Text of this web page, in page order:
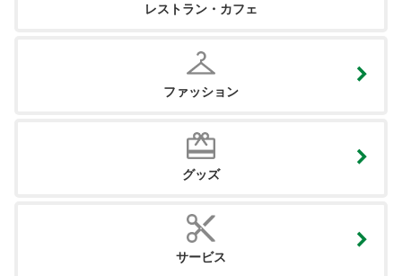
レストラン・カフェ
ファッション
グッズ
サービス